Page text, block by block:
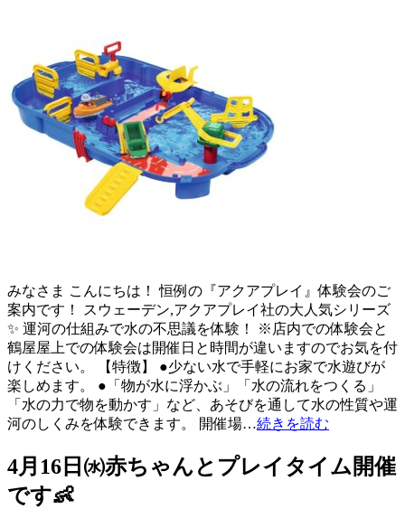
みなさま こんにちは！ 恒例の『アクアプレイ』体験会のご
案内です！ スウェーデン,アクアプレイ社の大人気シリーズ
✨ 運河の仕組みで水の不思議を体験！ ※店内での体験会と
鶴屋屋上での体験会は開催日と時間が違いますのでお気を付
けください。 【特徴】 ●少ない水で手軽にお家で水遊びが
楽しめます。 ●「物が水に浮かぶ」「水の流れをつくる」
「水の力で物を動かす」など、あそびを通して水の性質や運
河のしくみを体験できます。 開催場…続きを読む
4月16日㈬赤ちゃんとプレイタイム開催
です👶